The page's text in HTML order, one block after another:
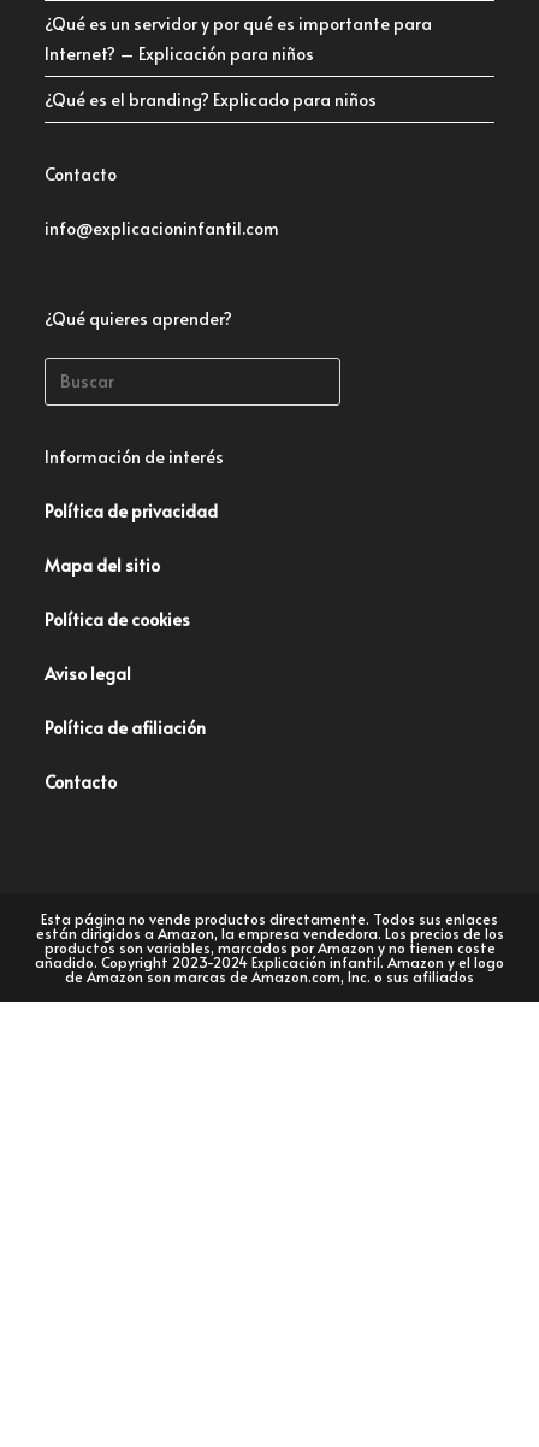
¿Qué es un servidor y por qué es importante para
Internet? – Explicación para niños
¿Qué es el branding? Explicado para niños
Contacto
info@explicacioninfantil.com
¿Qué quieres aprender?
Información de interés
Política de privacidad
Mapa del sitio
Política de cookies
Aviso legal
Política de afiliación
Contacto
Esta página no vende productos directamente. Todos sus enlaces
están dirigidos a Amazon, la empresa vendedora. Los precios de los
productos son variables, marcados por Amazon y no tienen coste
añadido. Copyright 2023-2024 Explicación infantil. Amazon y el logo
de Amazon son marcas de Amazon.com, Inc. o sus afiliados